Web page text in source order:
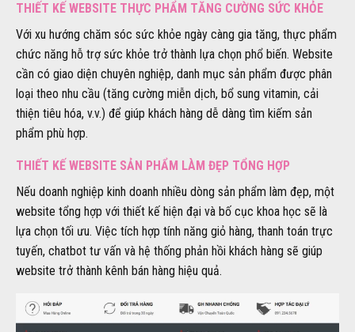
THIẾT KẾ WEBSITE THỰC PHẨM TĂNG CƯỜNG SỨC KHỎE
Với xu hướng chăm sóc sức khỏe ngày càng gia tăng, thực phẩm
chức năng hỗ trợ sức khỏe trở thành lựa chọn phổ biến. Website
cần có giao diện chuyên nghiệp, danh mục sản phẩm được phân
loại theo nhu cầu (tăng cường miễn dịch, bổ sung vitamin, cải
thiện tiêu hóa, v.v.) để giúp khách hàng dễ dàng tìm kiếm sản
phẩm phù hợp.
THIẾT KẾ WEBSITE SẢN PHẨM LÀM ĐẸP TỔNG HỢP
Nếu doanh nghiệp kinh doanh nhiều dòng sản phẩm làm đẹp, một
website tổng hợp với thiết kế hiện đại và bố cục khoa học sẽ là
lựa chọn tối ưu. Việc tích hợp tính năng giỏ hàng, thanh toán trực
tuyến, chatbot tư vấn và hệ thống phản hồi khách hàng sẽ giúp
website trở thành kênh bán hàng hiệu quả.